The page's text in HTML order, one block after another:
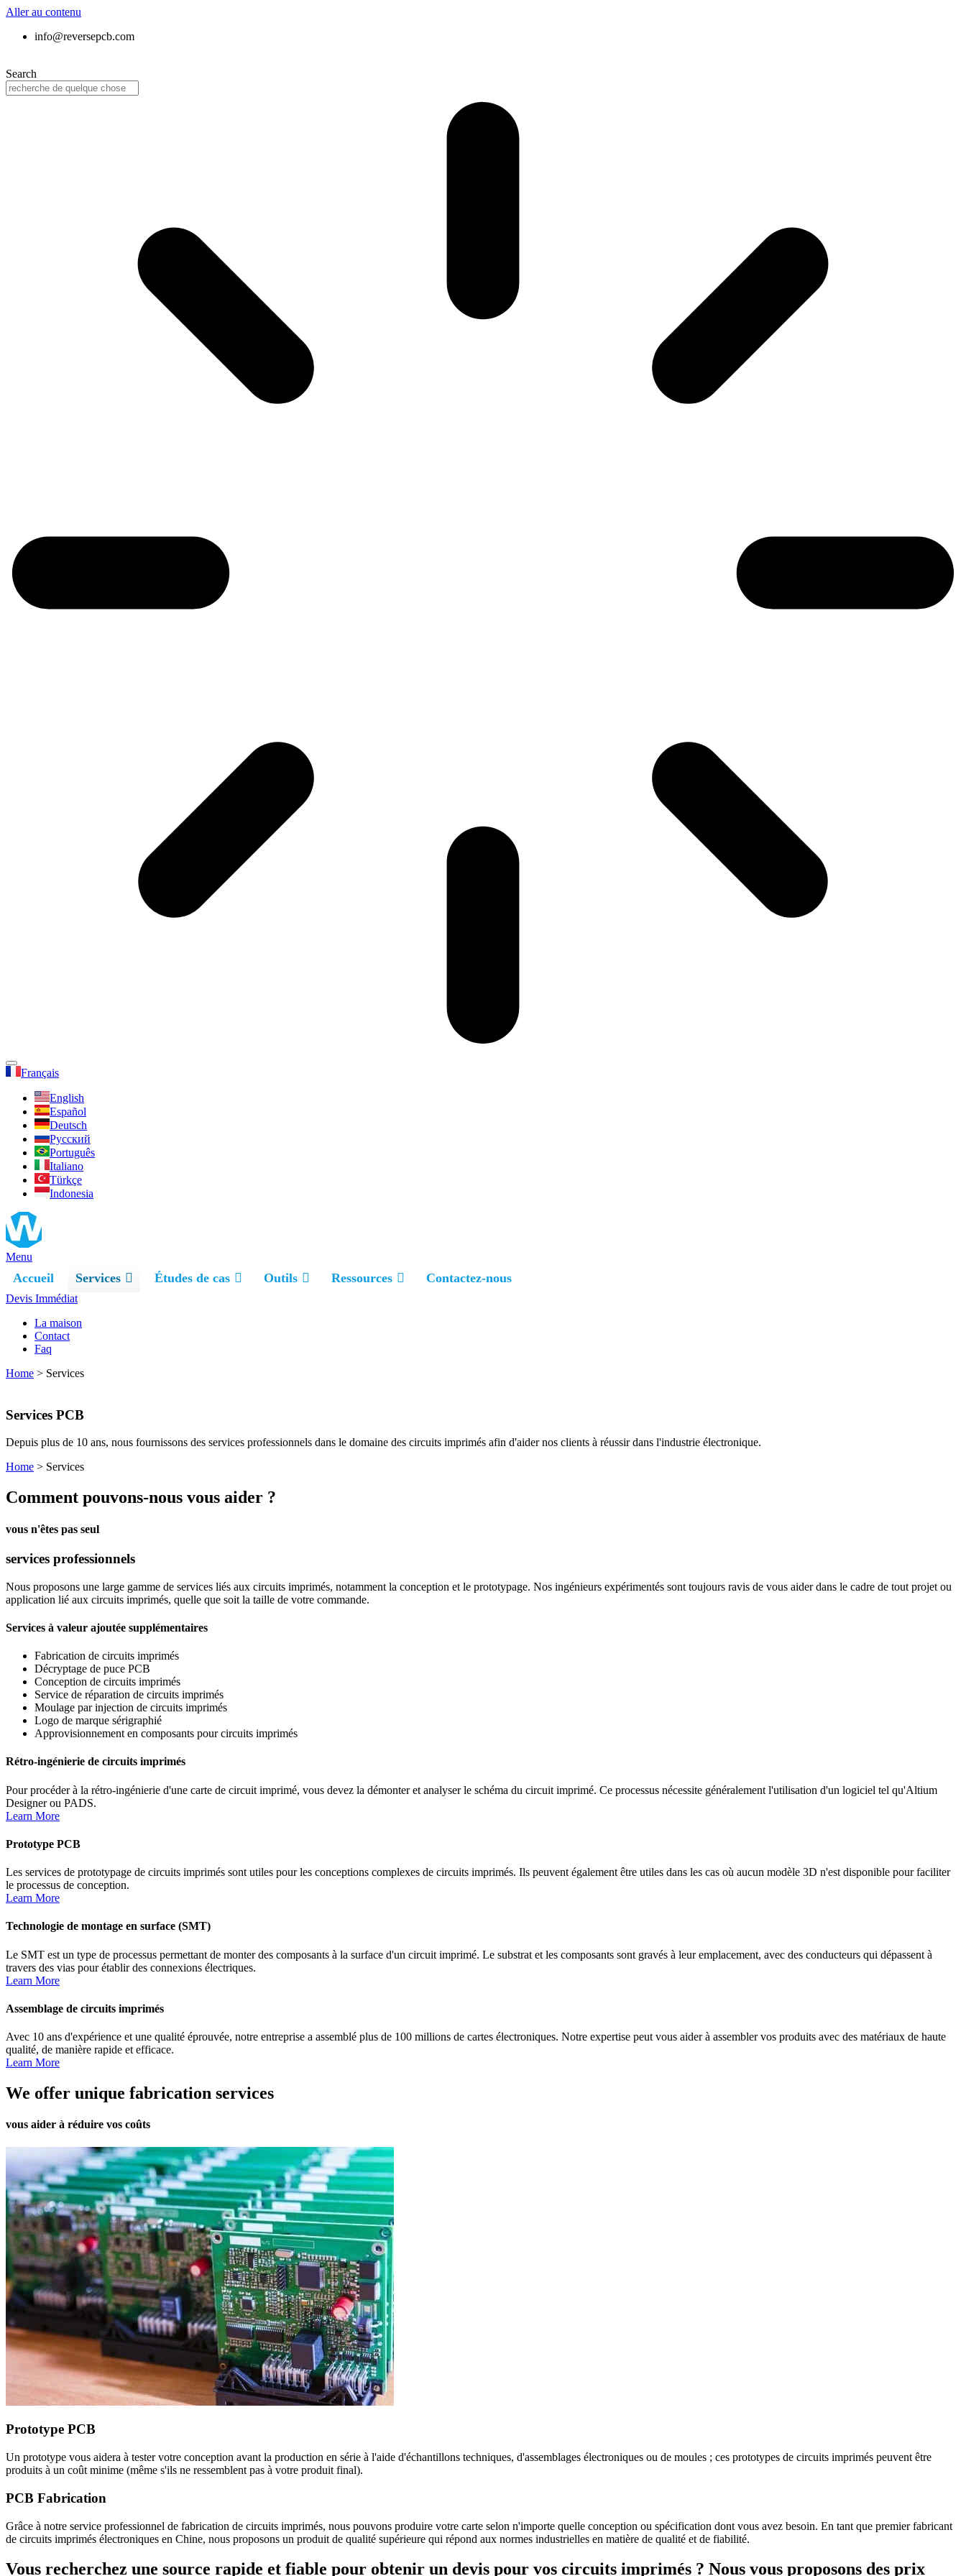
Aller au contenu
info@reversepcb.com
Search
Français
English
Español
Deutsch
Русский
Português
Italiano
Türkçe
Indonesia
Menu
Accueil Services Études de cas Outils Ressources Contactez-nous
Devis Immédiat
La maison
Contact
Faq
Home > Services
Services PCB
Depuis plus de 10 ans, nous fournissons des services professionnels dans le domaine des circuits imprimés afin d'aider nos clients à réussir dans l'industrie électronique.
Home > Services
Comment pouvons-nous vous aider ?
vous n'êtes pas seul
services professionnels
Nous proposons une large gamme de services liés aux circuits imprimés, notamment la conception et le prototypage. Nos ingénieurs expérimentés sont toujours ravis de vous aider dans le cadre de tout projet ou
application lié aux circuits imprimés, quelle que soit la taille de votre commande.
Services à valeur ajoutée supplémentaires
Fabrication de circuits imprimés
Décryptage de puce PCB
Conception de circuits imprimés
Service de réparation de circuits imprimés
Moulage par injection de circuits imprimés
Logo de marque sérigraphié
Approvisionnement en composants pour circuits imprimés
Rétro-ingénierie de circuits imprimés
Pour procéder à la rétro-ingénierie d'une carte de circuit imprimé, vous devez la démonter et analyser le schéma du circuit imprimé. Ce processus nécessite généralement l'utilisation d'un logiciel tel qu'Altium
Designer ou PADS.
Learn More
Prototype PCB
Les services de prototypage de circuits imprimés sont utiles pour les conceptions complexes de circuits imprimés. Ils peuvent également être utiles dans les cas où aucun modèle 3D n'est disponible pour faciliter
le processus de conception.
Learn More
Technologie de montage en surface (SMT)
Le SMT est un type de processus permettant de monter des composants à la surface d'un circuit imprimé. Le substrat et les composants sont gravés à leur emplacement, avec des conducteurs qui dépassent à
travers des vias pour établir des connexions électriques.
Learn More
Assemblage de circuits imprimés
Avec 10 ans d'expérience et une qualité éprouvée, notre entreprise a assemblé plus de 100 millions de cartes électroniques. Notre expertise peut vous aider à assembler vos produits avec des matériaux de haute
qualité, de manière rapide et efficace.
Learn More
We offer unique fabrication services
vous aider à réduire vos coûts
Prototype PCB
Un prototype vous aidera à tester votre conception avant la production en série à l'aide d'échantillons techniques, d'assemblages électroniques ou de moules ; ces prototypes de circuits imprimés peuvent être
produits à un coût minime (même s'ils ne ressemblent pas à votre produit final).
PCB Fabrication
Grâce à notre service professionnel de fabrication de circuits imprimés, nous pouvons produire votre carte selon n'importe quelle conception ou spécification dont vous avez besoin. En tant que premier fabricant
de circuits imprimés électroniques en Chine, nous proposons un produit de qualité supérieure qui répond aux normes industrielles en matière de qualité et de fiabilité.
Vous recherchez une source rapide et fiable pour obtenir un devis pour vos circuits imprimés ? Nous vous proposons des prix